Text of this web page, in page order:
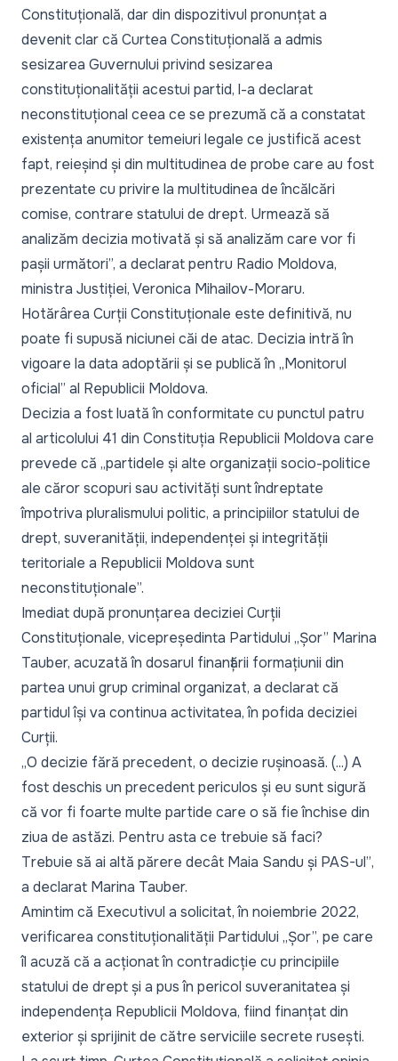
Constituțională, dar din dispozitivul pronunțat a
devenit clar că Curtea Constituțională a admis
sesizarea Guvernului privind sesizarea
constituționalității acestui partid, l-a declarat
neconstituțional ceea ce se prezumă că a constatat
existența anumitor temeiuri legale ce justifică acest
fapt, reieșind și din multitudinea de probe care au fost
prezentate cu privire la multitudinea de încălcări
comise, contrare statului de drept. Urmează să
analizăm decizia motivată și să analizăm care vor fi
pașii următori”, a declarat pentru Radio Moldova,
ministra Justiției, Veronica Mihailov-Moraru.
Hotărârea Curții Constituționale este definitivă, nu
poate fi supusă niciunei căi de atac. Decizia intră în
vigoare la data adoptării și se publică în „Monitorul
oficial” al Republicii Moldova.
Decizia a fost luată în conformitate cu punctul patru
al articolului 41 din Constituția Republicii Moldova care
prevede că „partidele și alte organizații socio-politice
ale căror scopuri sau activități sunt îndreptate
împotriva pluralismului politic, a principiilor statului de
drept, suveranității, independenței și integrității
teritoriale a Republicii Moldova sunt
neconstituționale”.
Imediat după pronunțarea deciziei Curții
Constituționale, vicepreședinta Partidului „Șor” Marina
Tauber, acuzată în dosarul finanțării formațiunii din
partea unui grup criminal organizat, a declarat că
partidul își va continua activitatea, în pofida deciziei
Curții.
„O decizie fără precedent, o decizie rușinoasă. (...) A
fost deschis un precedent periculos și eu sunt sigură
că vor fi foarte multe partide care o să fie închise din
ziua de astăzi. Pentru asta ce trebuie să faci?
Trebuie să ai altă părere decât Maia Sandu și PAS-ul”,
a declarat Marina Tauber.
Amintim că Executivul a solicitat, în noiembrie 2022,
verificarea constituționalității Partidului „Șor”, pe care
îl acuză că a acționat în contradicție cu principiile
statului de drept și a pus în pericol suveranitatea și
independența Republicii Moldova, fiind finanțat din
exterior și sprijinit de către serviciile secrete rusești.